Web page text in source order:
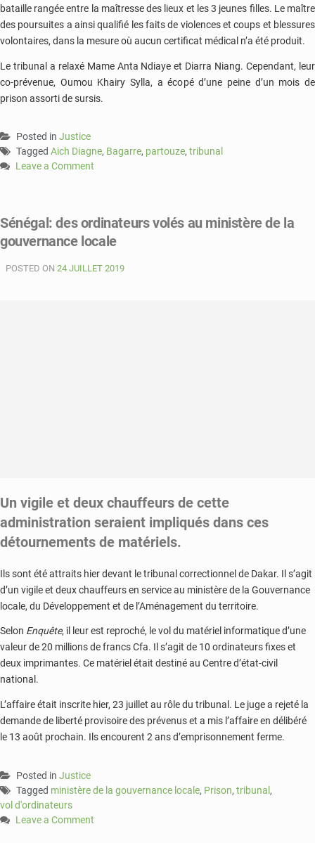
bataille rangée entre la maîtresse des lieux et les 3 jeunes filles. Le maître
des poursuites a ainsi qualifié les faits de violences et coups et blessures
volontaires, dans la mesure où aucun certificat médical n’a été produit.
Le tribunal a relaxé Mame Anta Ndiaye et Diarra Niang. Cependant, leur
co-prévenue, Oumou Khairy Sylla, a écopé d’une peine d’un mois de
prison assorti de sursis.
Posted in Justice
Tagged Aich Diagne, Bagarre, partouze, tribunal
Leave a Comment
affaire
de
qui
Sénégal: des ordinateurs volés au ministère de la
gouvernance locale
POSTED ON 24 JUILLET 2019
Un vigile et deux chauffeurs de cette
administration seraient impliqués dans ces
détournements de matériels.
Ils sont été attraits hier devant le tribunal correctionnel de Dakar. Il s’agit
d’un vigile et deux chauffeurs en service au ministère de la Gouvernance
locale, du Développement et de l’Aménagement du territoire.
Selon Enquête, il leur est reproché, le vol du matériel informatique d’une
valeur de 20 millions de francs Cfa. Il s’agit de 10 ordinateurs fixes et
deux imprimantes. Ce matériel était destiné au Centre d’état-civil
national.
L’affaire était inscrite hier, 23 juillet au rôle du tribunal. Le juge a rejeté la
demande de liberté provisoire des prévenus et a mis l’affaire en délibéré
le 13 août prochain. Ils encourent 2 ans d’emprisonnement ferme.
Posted in Justice
Tagged ministère de la gouvernance locale, Prison, tribunal ,
vol d'ordinateurs
Leave a Comment